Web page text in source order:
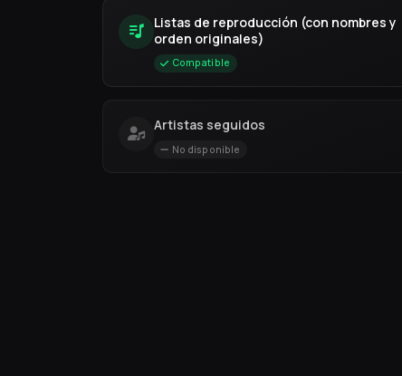
Listas de reproducción (con nombres y
orden originales)
Compatible
Artistas seguidos
No disponible